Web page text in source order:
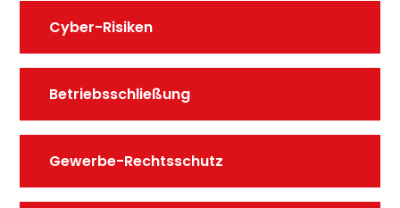
Cyber-Risiken
Betriebsschließung
Gewerbe-Rechtsschutz